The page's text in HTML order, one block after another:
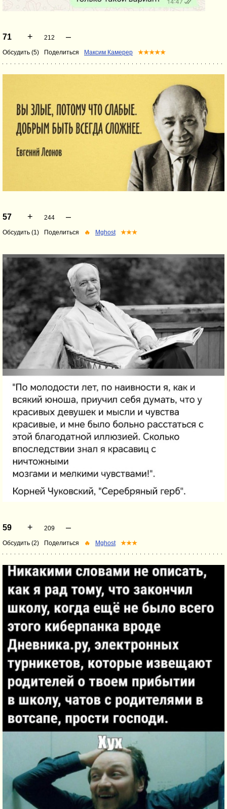
71 + 212 –
Обсудить (5) Поделиться Максим Камерер ★★★★★
57 + 244 –
Обсудить (1) Поделиться 🔥 Mghost ★★★
59 + 209 –
Обсудить (2) Поделиться 🔥 Mghost ★★★